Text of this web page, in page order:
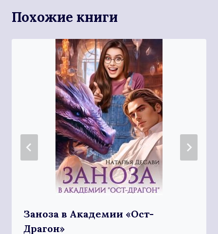
Похожие книги
Заноза в Академии «Ост-
Драгон»